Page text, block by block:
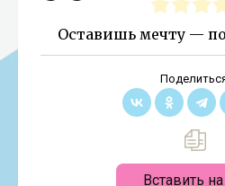
Оставишь мечту —
Вставить